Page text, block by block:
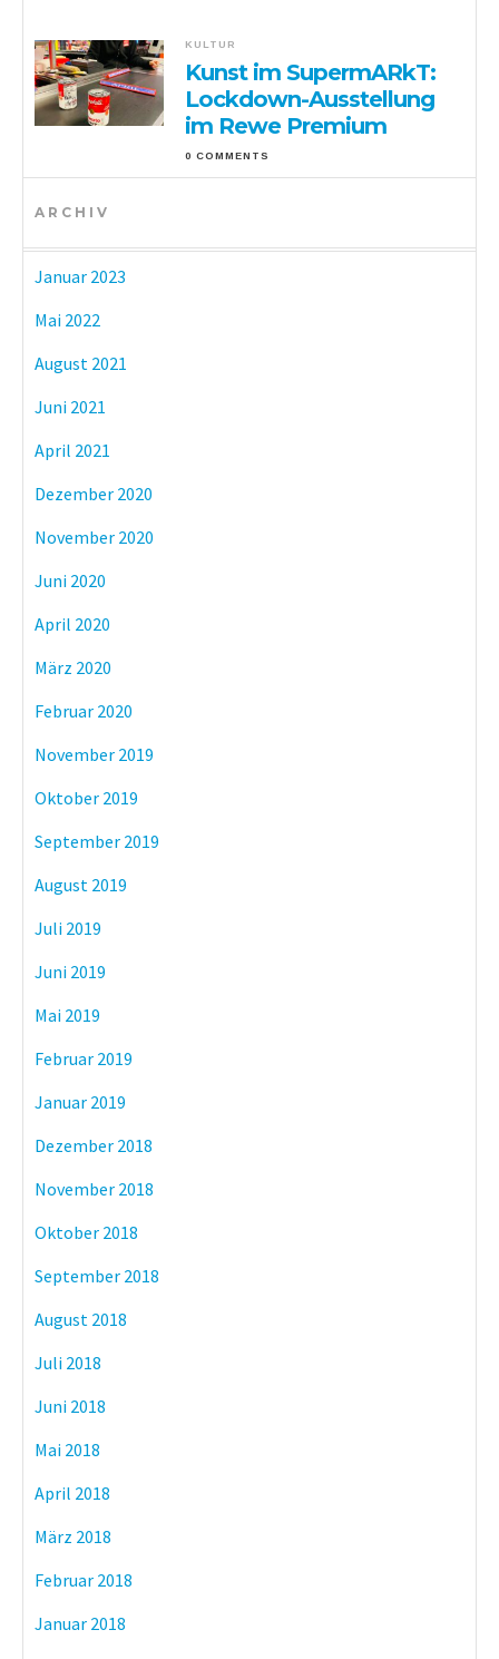
KULTUR
Kunst im SupermARkT:
Lockdown-Ausstellung
im Rewe Premium
0 COMMENTS
ARCHIV
Januar 2023
Mai 2022
August 2021
Juni 2021
April 2021
Dezember 2020
November 2020
Juni 2020
April 2020
März 2020
Februar 2020
November 2019
Oktober 2019
September 2019
August 2019
Juli 2019
Juni 2019
Mai 2019
Februar 2019
Januar 2019
Dezember 2018
November 2018
Oktober 2018
September 2018
August 2018
Juli 2018
Juni 2018
Mai 2018
April 2018
März 2018
Februar 2018
Januar 2018